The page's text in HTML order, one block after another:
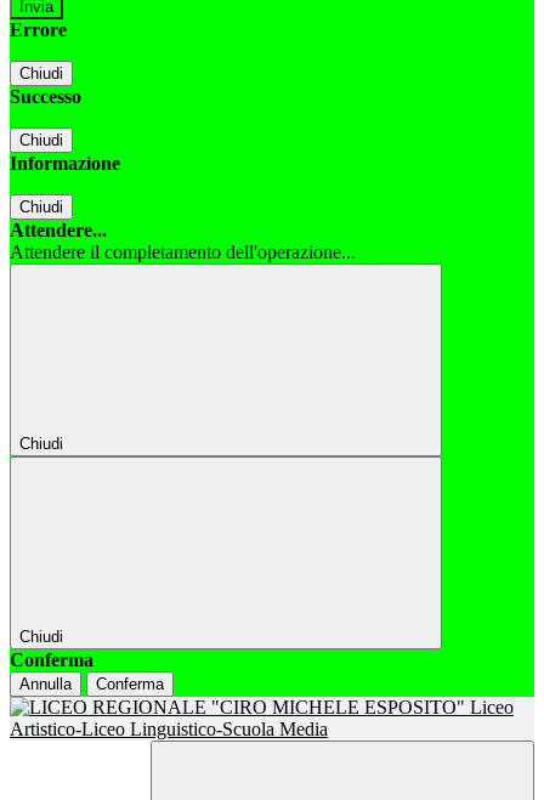
Errore
Chiudi
Successo
Chiudi
Informazione
Chiudi
Attendere...
Attendere il completamento dell'operazione...
Chiudi
Chiudi
Conferma
Annulla Conferma